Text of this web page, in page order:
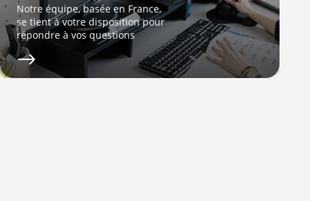
Notre équipe, basée en France,
se tient à votre disposition pour
répondre à vos questions